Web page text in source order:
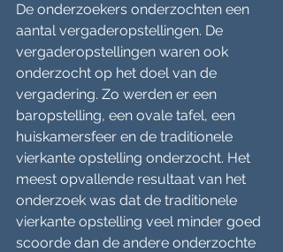
De onderzoekers onderzochten een
aantal vergaderopstellingen. De
vergaderopstellingen waren ook
onderzocht op het doel van de
vergadering. Zo werden er een
baropstelling, een ovale tafel, een
huiskamersfeer en de traditionele
vierkante opstelling onderzocht. Het
meest opvallende resultaat van het
onderzoek was dat de traditionele
vierkante opstelling veel minder goed
scoorde dan de andere onderzochte